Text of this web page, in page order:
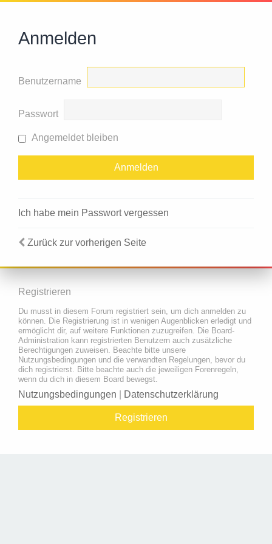
Anmelden
Benutzername
Passwort
Angemeldet bleiben
Ich habe mein Passwort vergessen
Zurück zur vorherigen Seite
Registrieren
Du musst in diesem Forum registriert sein, um dich anmelden zu
können. Die Registrierung ist in wenigen Augenblicken erledigt und
ermöglicht dir, auf weitere Funktionen zuzugreifen. Die Board-
Administration kann registrierten Benutzern auch zusätzliche
Berechtigungen zuweisen. Beachte bitte unsere
Nutzungsbedingungen und die verwandten Regelungen, bevor du
dich registrierst. Bitte beachte auch die jeweiligen Forenregeln,
wenn du dich in diesem Board bewegst.
Nutzungsbedingungen Datenschutzerklärung
Registrieren